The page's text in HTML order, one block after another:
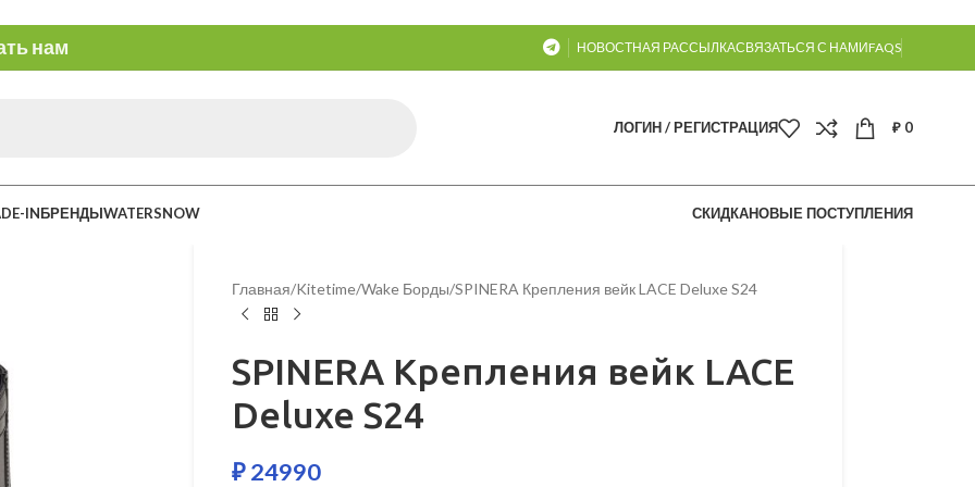
нам НОВОСТНАЯ РАССЫЛКАСВЯЗАТЬСЯ С НАМИFAQS
ЛОГИН / РЕГИСТРАЦИЯ ₽0
INБРЕНДЫWATERSNOW СКИДКАНОВЫЕ ПОСТУПЛЕНИЯ
Главная Kitetime Wake Борды SPINERA Крепления вейк LACE Deluxe S24
SPINERA Крепления вейк LACE
Deluxe S24
₽24990